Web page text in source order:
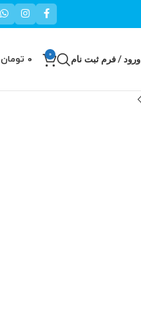
ورود / فرم ثبت نام 0 ۰ تومان